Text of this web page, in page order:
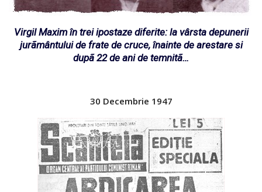
Virgil Maxim în trei ipostaze diferite: la vârsta depunerii
jurãmântului de frate de cruce, înainte de arestare si
dupã 22 de ani de temnitã…
30 Decembrie 1947